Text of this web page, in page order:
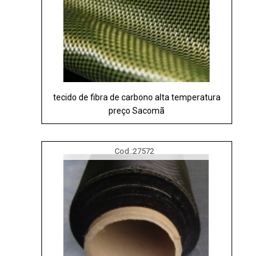
tecido de fibra de carbono alta temperatura
preço Sacomã
Cod.:27572